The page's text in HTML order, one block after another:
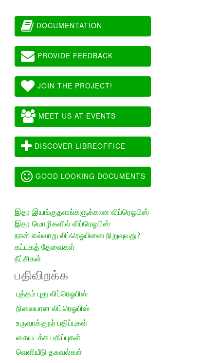
DOCUMENTATION
PROVIDE FEEDBACK
JOIN THE PROJECT!
MEET US AT EVENTS
DISCOVER LIBREOFFICE
GOOD LOOKING DOCUMENTS
இதர இயங்குதளங்களுக்கான லிப்ரெஓபிஸ்
இதர மொழிகளில் லிப்ரெஓபிஸ்
நான் எவ்வாறு லிப்ரெஓபிஸை நிறுவுவது?
கட்டகத் தேவைகள்
நீட்சிகள்
பதிவிறக்க
புத்தம் புது லிப்ரெஓபிஸ்
நிலையான லிப்ரெஓபிஸ்
உருவாக்குநர் பதிப்புகள்
கையடக்க பதிப்புகள்
வெளியீடு தகவல்கள்